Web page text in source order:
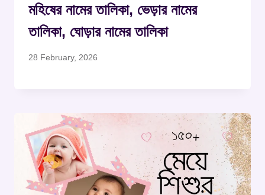
মহিষের নামের তালিকা, ভেড়ার নামের
তালিকা, ঘোড়ার নামের তালিকা
28 February, 2026